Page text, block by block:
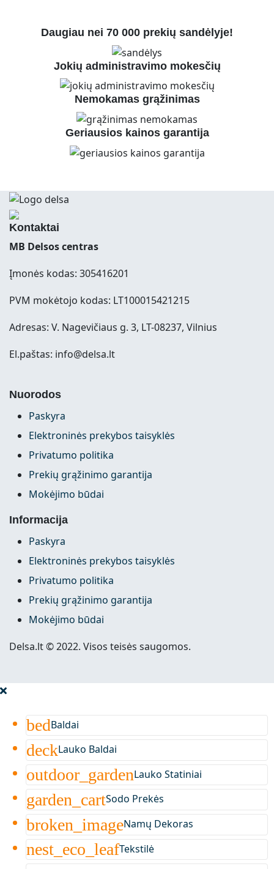
Daugiau nei 70 000 prekių sandėlyje!
Jokių administravimo mokesčių
Nemokamas grąžinimas
Geriausios kainos garantija
Kontaktai
MB Delsos centras
Įmonės kodas: 305416201
PVM mokėtojo kodas: LT100015421215
Adresas: V. Nagevičiaus g. 3, LT-08237, Vilnius
El.paštas: info@delsa.lt
Nuorodos
Paskyra
Elektroninės prekybos taisyklės
Privatumo politika
Prekių grąžinimo garantija
Mokėjimo būdai
Informacija
Paskyra
Elektroninės prekybos taisyklės
Privatumo politika
Prekių grąžinimo garantija
Mokėjimo būdai
Delsa.lt © 2022. Visos teisės saugomos.
bedBaldai
deckLauko Baldai
outdoor_gardenLauko Statiniai
garden_cartSodo Prekės
broken_imageNamų Dekoras
nest_eco_leafTekstilė